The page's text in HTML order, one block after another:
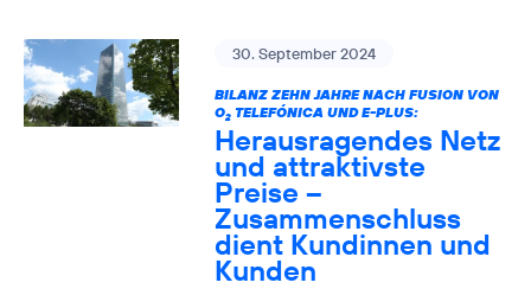
30. September 2024
BILANZ ZEHN JAHRE NACH FUSION VON
O2TELEFÓNICA UND E-PLUS:
Herausragendes Netz
und attraktivste
Preise –
Zusammenschluss
dient Kundinnen und
Kunden